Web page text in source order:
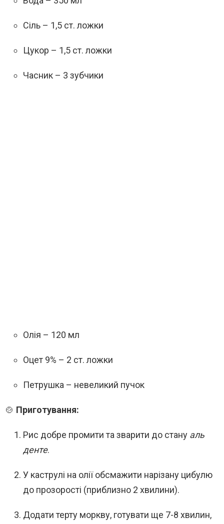
Сіль – 1,5 ст. ложки
Цукор – 1,5 ст. ложки
Часник – 3 зубчики
Олія – 120 мл
Оцет 9% – 2 ст. ложки
Петрушка – невеликий пучок
🍲 Приготування:
Рис добре промити та зварити до стану аль
денте.
У каструлі на олії обсмажити нарізану цибулю
до прозорості (приблизно 2 хвилини).
Додати терту моркву, готувати ще 7-8 хвилин,